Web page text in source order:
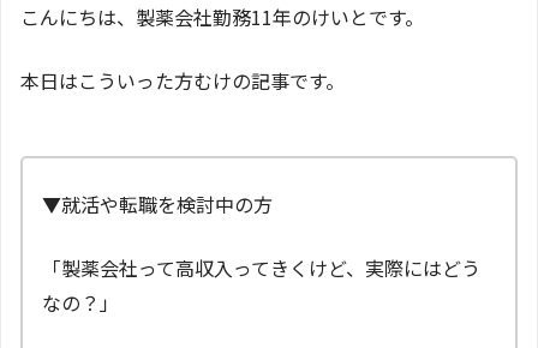
こんにちは、製薬会社勤務11年のけいとです。
本日はこういった方むけの記事です。
▼就活や転職を検討中の方
「製薬会社って高収入ってきくけど、実際にはどう
なの？」